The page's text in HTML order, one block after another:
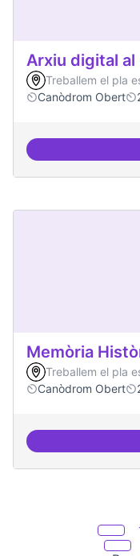
Arxiu digital al
Treballem el pla
Canòdrom Obert
Memòria
Treballem el pla
Canòdrom Obert